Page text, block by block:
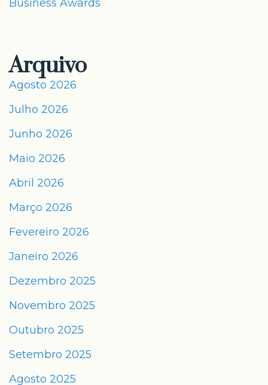
Business Awards
Arquivo
Agosto 2026
Julho 2026
Junho 2026
Maio 2026
Abril 2026
Março 2026
Fevereiro 2026
Janeiro 2026
Dezembro 2025
Novembro 2025
Outubro 2025
Setembro 2025
Agosto 2025